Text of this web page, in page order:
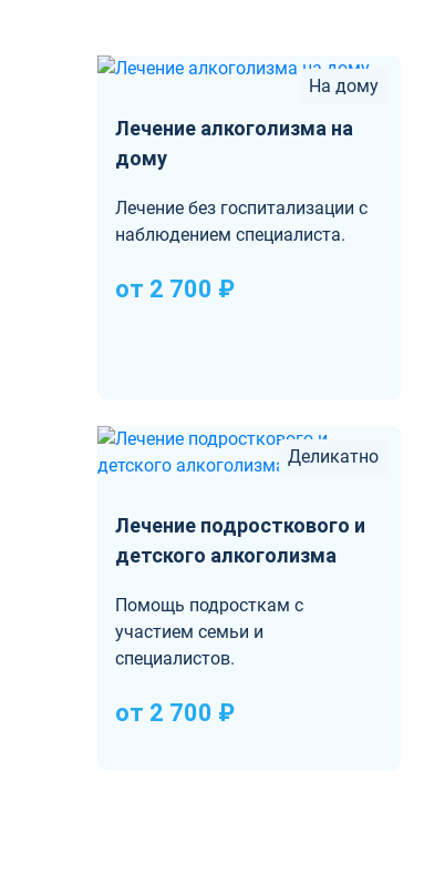
На дому
Лечение алкоголизма на
дому
Лечение без госпитализации с
наблюдением специалиста.
от 2 700 ₽
Деликатно
Лечение подросткового и
детского алкоголизма
Помощь подросткам с
участием семьи и
специалистов.
от 2 700 ₽